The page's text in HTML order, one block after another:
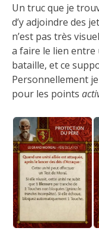
Un truc que je
d’y adjoindre des
n’est pas très
a faire le lien entre
bataille, et ce
Personnellement
pour les points